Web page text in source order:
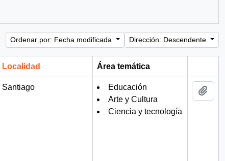
Ordenar por: Fecha modificada Dirección: Descendente
Localidad
Área temática
Santiago
Educación
Arte y Cultura
Ciencia y tecnología